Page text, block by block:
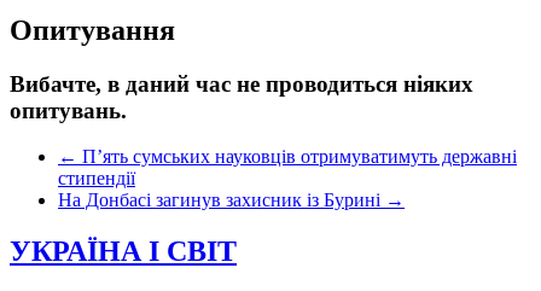
Опитування
Вибачте, в даний час не проводиться ніяких
опитувань.
← П’ять сумських науковців отримуватимуть державні
стипендії
На Донбасі загинув захисник із Бурині →
УКРАЇНА І СВІТ